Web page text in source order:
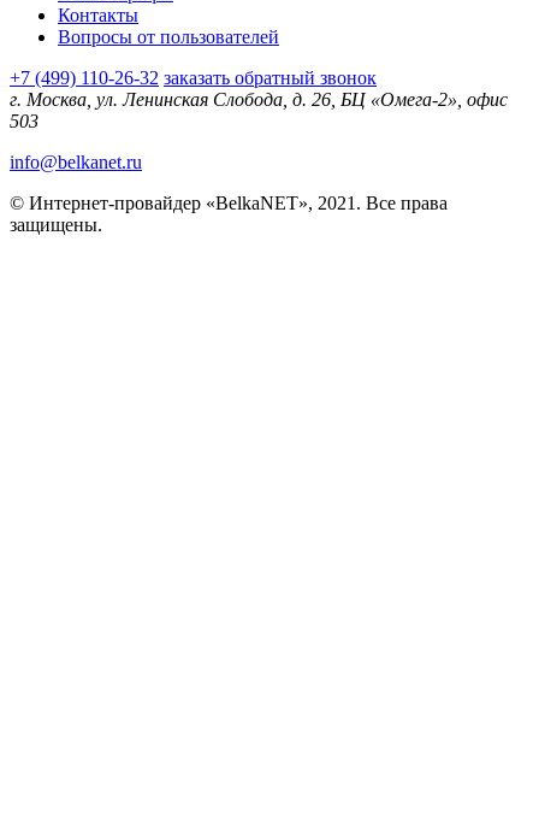
Контакты
Вопросы от пользователей
+7 (499) 110-26-32 заказать обратный звонок
г. Москва, ул. Ленинская Слобода, д. 26, БЦ «Омега-2», офис
503
info@belkanet.ru
© Интернет-провайдер «BelkaNET», 2021. Все права
защищены.